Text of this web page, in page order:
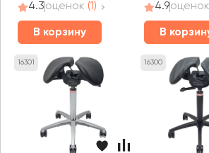
4.3оценок (1)
В корзину
4.9оценок
В
16301 16300